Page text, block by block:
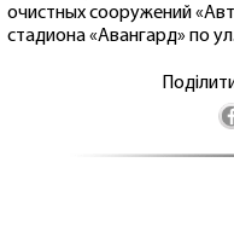
очистных сооружений
стадиона «Авангард» по